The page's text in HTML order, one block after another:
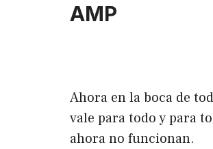
AMP
Ahora en la boca de
vale para todo y para
ahora no funcionan.